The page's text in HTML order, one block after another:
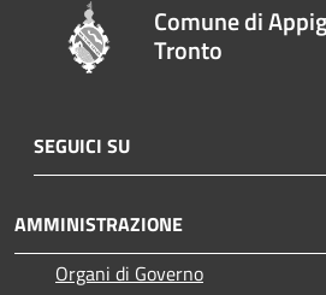
Comune di
Tronto
SEGUICI SU
AMMINISTRAZIONE
Organi di Governo